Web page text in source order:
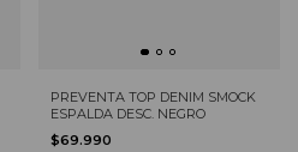
PREVENTA TOP DENIM SMOCK
ESPALDA DESC. NEGRO
$69.990